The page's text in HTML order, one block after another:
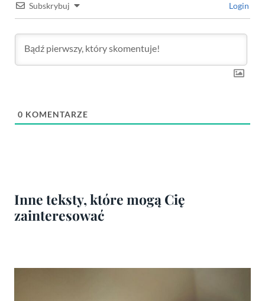
Subskrybuj Login
0 KOMENTARZE
Inne teksty, które mogą Cię
zainteresować